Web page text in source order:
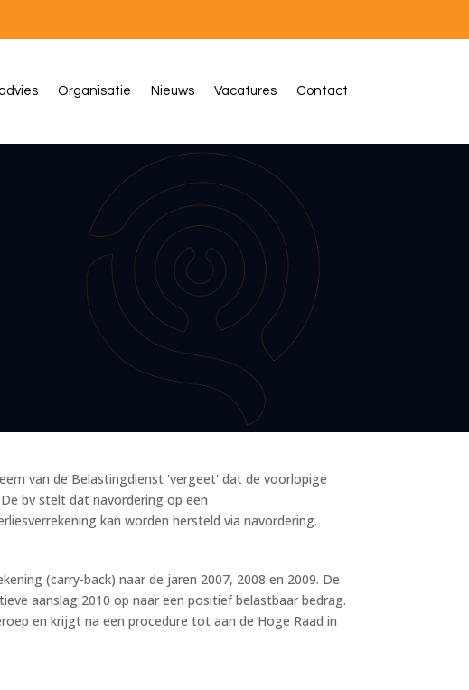
Organisatie Nieuws Vacatures Contact
van de Belastingdienst 'vergeet' dat de voorlopige
bv stelt dat navordering op een
kan worden hersteld via navordering.
(carry-back) naar de jaren 2007, 2008 en 2009. De
aanslag 2010 op naar een positief belastbaar bedrag.
en krijgt na een procedure tot aan de Hoge Raad in